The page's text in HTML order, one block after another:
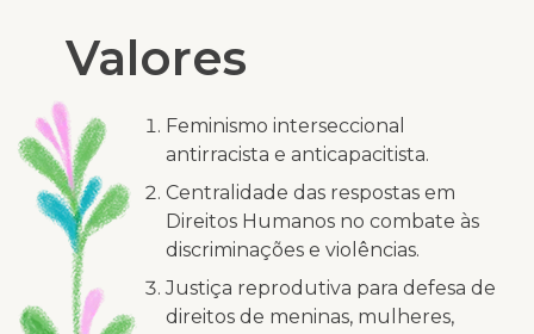
Valores
Feminismo interseccional
antirracista e anticapacitista.
Centralidade das respostas em
Direitos Humanos no combate às
discriminações e violências.
Justiça reprodutiva para defesa de
direitos de meninas, mulheres,